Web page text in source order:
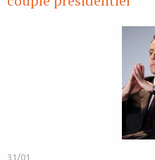
31/01